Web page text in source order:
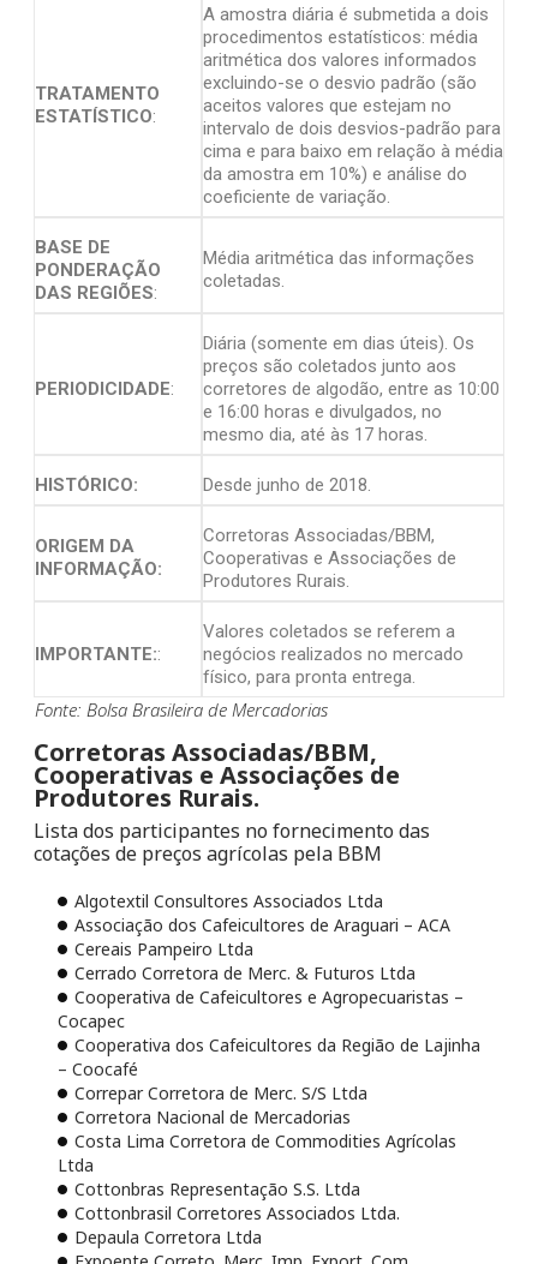
TRATAMENTO
ESTATÍSTICO:
A amostra diária é submetida a dois
procedimentos estatísticos: média
aritmética dos valores informados
excluindo-se o desvio padrão (são
aceitos valores que estejam no
intervalo de dois desvios-padrão para
cima e para baixo em relação à média
da amostra em 10%) e análise do
coeficiente de variação.
BASE DE
PONDERAÇÃO
DAS REGIÕES:
Média aritmética das informações
coletadas.
PERIODICIDADE:
Diária (somente em dias úteis). Os
preços são coletados junto aos
corretores de algodão, entre as 10:00
e 16:00 horas e divulgados, no
mesmo dia, até às 17 horas.
HISTÓRICO: Desde junho de 2018.
ORIGEM DA
INFORMAÇÃO:
Corretoras Associadas/BBM,
Cooperativas e Associações de
Produtores Rurais.
IMPORTANTE::
Valores coletados se referem a
negócios realizados no mercado
físico, para pronta entrega.
Fonte: Bolsa Brasileira de Mercadorias
Corretoras Associadas/BBM,
Cooperativas e Associações de
Produtores Rurais.
Lista dos participantes no fornecimento das
cotações de preços agrícolas pela BBM
Algotextil Consultores Associados Ltda
Associação dos Cafeicultores de Araguari – ACA
Cereais Pampeiro Ltda
Cerrado Corretora de Merc. & Futuros Ltda
Cooperativa de Cafeicultores e Agropecuaristas –
Cocapec
Cooperativa dos Cafeicultores da Região de Lajinha
– Coocafé
Correpar Corretora de Merc. S/S Ltda
Corretora Nacional de Mercadorias
Costa Lima Corretora de Commodities Agrícolas
Ltda
Cottonbras Representação S.S. Ltda
Cottonbrasil Corretores Associados Ltda.
Depaula Corretora Ltda